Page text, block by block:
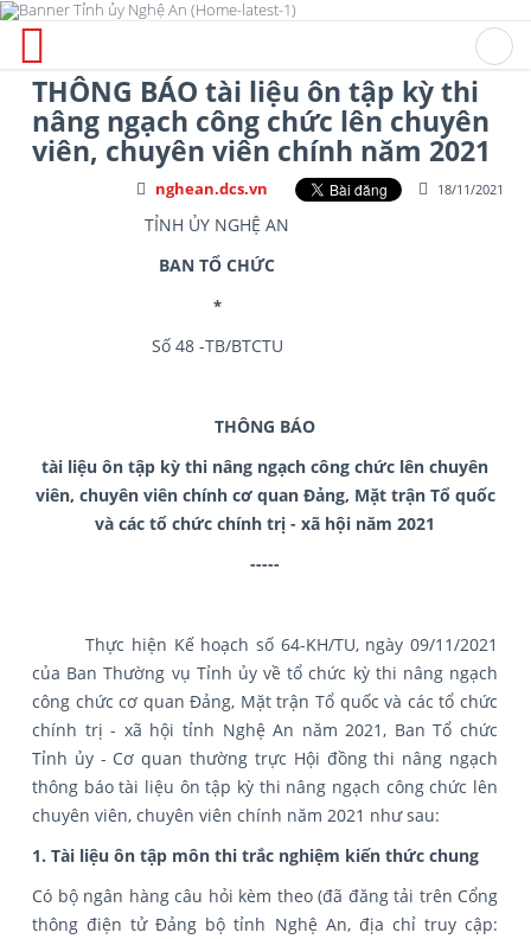
THÔNG BÁO tài liệu ôn tập kỳ thi
nâng ngạch công chức lên chuyên
viên, chuyên viên chính năm 2021
18/11/2021
nghean.dcs.vn
TỈNH ỦY NGHỆ AN
BAN TỔ CHỨC
*
Số 48 -TB/BTCTU
THÔNG BÁO
tài liệu ôn tập kỳ thi nâng ngạch công chức lên chuyên
viên, chuyên viên chính cơ quan Đảng, Mặt trận Tổ quốc
và các tổ chức chính trị - xã hội năm 2021
-----
Thực hiện Kế hoạch số 64-KH/TU, ngày 09/11/2021
của Ban Thường vụ Tỉnh ủy về tổ chức kỳ thi nâng ngạch
công chức cơ quan Đảng, Mặt trận Tổ quốc và các tổ chức
chính trị - xã hội tỉnh Nghệ An năm 2021, Ban Tổ chức
Tỉnh ủy - Cơ quan thường trực Hội đồng thi nâng ngạch
thông báo tài liệu ôn tập kỳ thi nâng ngạch công chức lên
chuyên viên, chuyên viên chính năm 2021 như sau:
1. Tài liệu ôn tập môn thi trắc nghiệm kiến thức chung
Có bộ ngân hàng câu hỏi kèm theo (đã đăng tải trên Cổng
thông điện tử Đảng bộ tỉnh Nghệ An, địa chỉ truy cập: